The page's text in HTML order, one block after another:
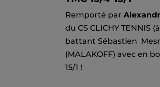
Remporté par
du CS CLICHY TENNIS
battant Sébastien
(MALAKOFF) avec en
15/1 !